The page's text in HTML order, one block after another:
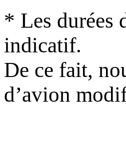
* Les durées
indicatif.
De ce fait,
d’avion